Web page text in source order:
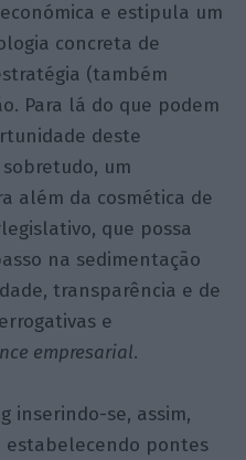
e estipula um
concreta de
(também
Para lá do que podem
deste
um
além da cosmética de
que possa
na sedimentação
transparência e de
e
empresarial.
inserindo-se, assim,
estabelecendo pontes